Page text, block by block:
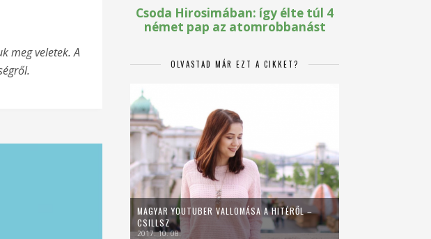
meg veletek. A
OLVASTAD MÁR EZT A CIKKET?
MAGYAR YOUTUBER VALLOMÁSA A HITÉRŐL –
CSILLSZ
2017. 10. 08.